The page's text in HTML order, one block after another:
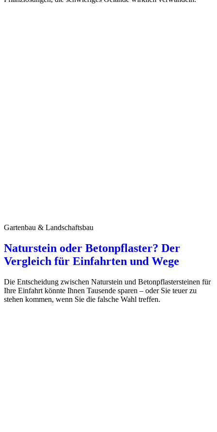
Gartenbau & Landschaftsbau
Naturstein oder Betonpflaster? Der
Vergleich für Einfahrten und Wege
Die Entscheidung zwischen Naturstein und Betonpflastersteinen für
Ihre Einfahrt könnte Ihnen Tausende sparen – oder Sie teuer zu
stehen kommen, wenn Sie die falsche Wahl treffen.